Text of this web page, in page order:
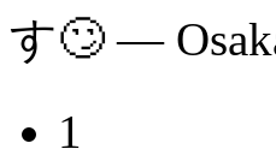
す🙄 —
1